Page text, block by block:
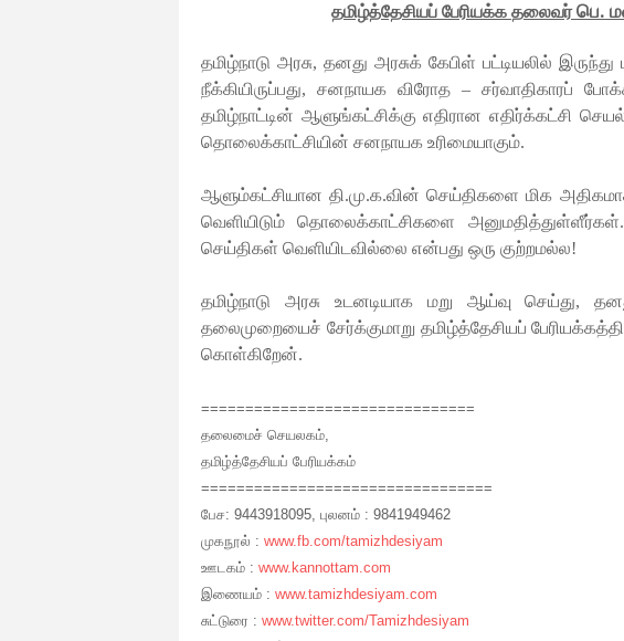
தமிழ்த்தேசியப் பேரியக்க தலைவர் பெ.
தமிழ்நாடு அரசு, தனது அரசுக் கேபிள் பட்டியலில்
நீக்கியிருப்பது, சனநாயக விரோத – சர்வாதிகாரப்
தமிழ்நாட்டின் ஆளுங்கட்சிக்கு எதிரான எதிர்க்கட்சி
தொலைக்காட்சியின் சனநாயக உரிமையாகும்.
ஆளும்கட்சியான தி.மு.க.வின் செய்திகளை மிக
வெளியிடும் தொலைக்காட்சிகளை
செய்திகள் வெளியிடவில்லை என்பது ஒரு குற்றமல்ல!
தமிழ்நாடு அரசு உடனடியாக மறு ஆய்வு செய்து,
தலைமுறையைச் சேர்க்குமாறு தமிழ்த்தேசியப் பேரியக்க
கொள்கிறேன்.
===============================
தலைமைச் செயலகம்,
தமிழ்த்தேசியப் பேரியக்கம்
=================================
பேச: 9443918095, புலனம் : 9841949462
முகநூல் : www.fb.com/tamizhdesiyam
ஊடகம் : www.kannottam.com
இணையம் : www.tamizhdesiyam.com
சுட்டுரை : www.twitter.com/Tamizhdesiyam